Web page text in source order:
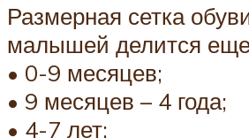
Размерная сетка
малышей делится
• 0-9 месяцев;
• 9 месяцев – 4 года;
• 4-7 лет;